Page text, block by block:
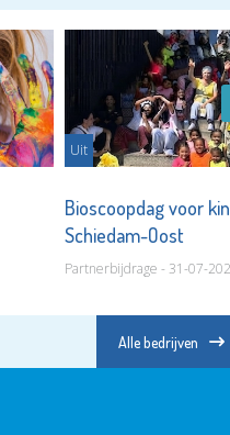
Uit
Bioscoopdag voor
Schiedam-Oost
Partnerbijdrage - 31-07-
Alle bedrijven